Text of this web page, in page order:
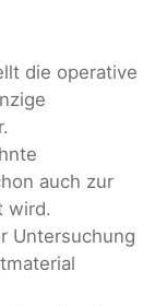
die operative
auch zur
wird.
Untersuchung